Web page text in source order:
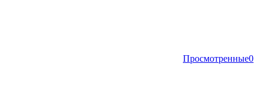
Просмотренные0